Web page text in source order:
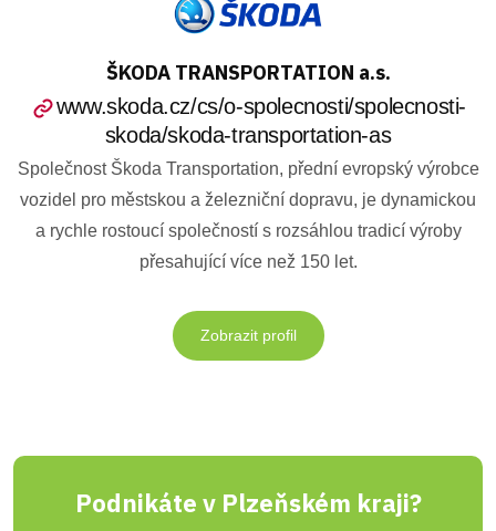
ŠKODA TRANSPORTATION a.s.
www.skoda.cz/cs/o-spolecnosti/spolecnosti-
skoda/skoda-transportation-as
Společnost Škoda Transportation, přední evropský výrobce
vozidel pro městskou a železniční dopravu, je dynamickou
a rychle rostoucí společností s rozsáhlou tradicí výroby
přesahující více než 150 let.
Zobrazit profil
Podnikáte v Plzeňském kraji?